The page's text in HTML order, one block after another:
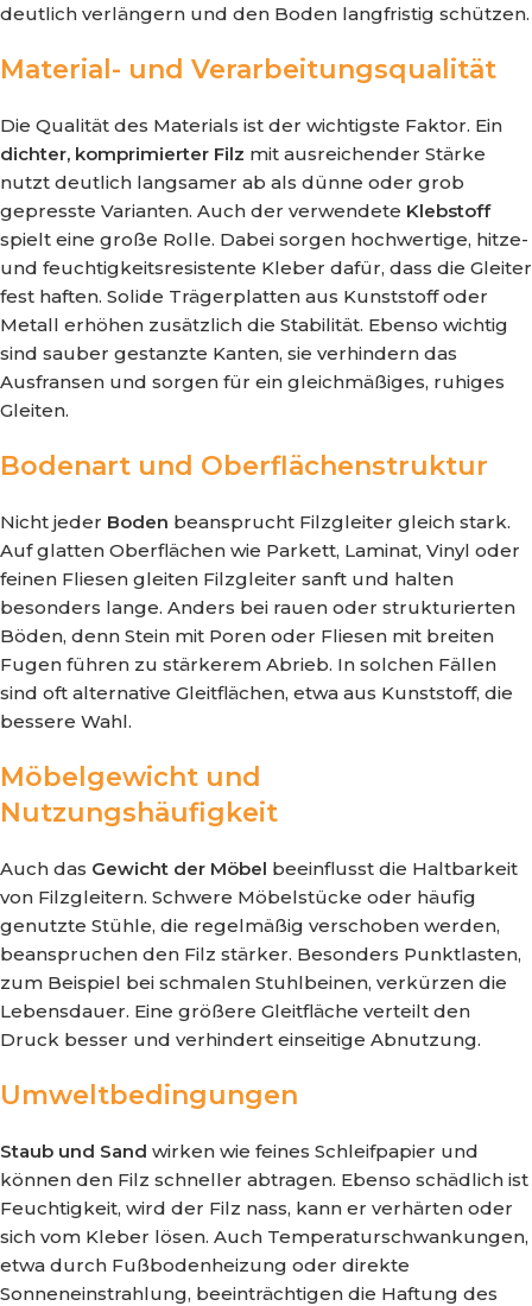
deutlich verlängern und den Boden langfristig schützen.
Material- und Verarbeitungsqualität
Die Qualität des Materials ist der wichtigste Faktor. Ein
dichter, komprimierter Filz mit ausreichender Stärke
nutzt deutlich langsamer ab als dünne oder grob
gepresste Varianten. Auch der verwendete Klebstoff
spielt eine große Rolle. Dabei sorgen hochwertige, hitze-
und feuchtigkeitsresistente Kleber dafür, dass die Gleiter
fest haften. Solide Trägerplatten aus Kunststoff oder
Metall erhöhen zusätzlich die Stabilität. Ebenso wichtig
sind sauber gestanzte Kanten, sie verhindern das
Ausfransen und sorgen für ein gleichmäßiges, ruhiges
Gleiten.
Bodenart und Oberflächenstruktur
Nicht jeder Boden beansprucht Filzgleiter gleich stark.
Auf glatten Oberflächen wie Parkett, Laminat, Vinyl oder
feinen Fliesen gleiten Filzgleiter sanft und halten
besonders lange. Anders bei rauen oder strukturierten
Böden, denn Stein mit Poren oder Fliesen mit breiten
Fugen führen zu stärkerem Abrieb. In solchen Fällen
sind oft alternative Gleitflächen, etwa aus Kunststoff, die
bessere Wahl.
Möbelgewicht und
Nutzungshäufigkeit
Auch das Gewicht der Möbel beeinflusst die Haltbarkeit
von Filzgleitern. Schwere Möbelstücke oder häufig
genutzte Stühle, die regelmäßig verschoben werden,
beanspruchen den Filz stärker. Besonders Punktlasten,
zum Beispiel bei schmalen Stuhlbeinen, verkürzen die
Lebensdauer. Eine größere Gleitfläche verteilt den
Druck besser und verhindert einseitige Abnutzung.
Umweltbedingungen
Staub und Sand wirken wie feines Schleifpapier und
können den Filz schneller abtragen. Ebenso schädlich ist
Feuchtigkeit, wird der Filz nass, kann er verhärten oder
sich vom Kleber lösen. Auch Temperaturschwankungen,
etwa durch Fußbodenheizung oder direkte
Sonneneinstrahlung, beeinträchtigen die Haftung des